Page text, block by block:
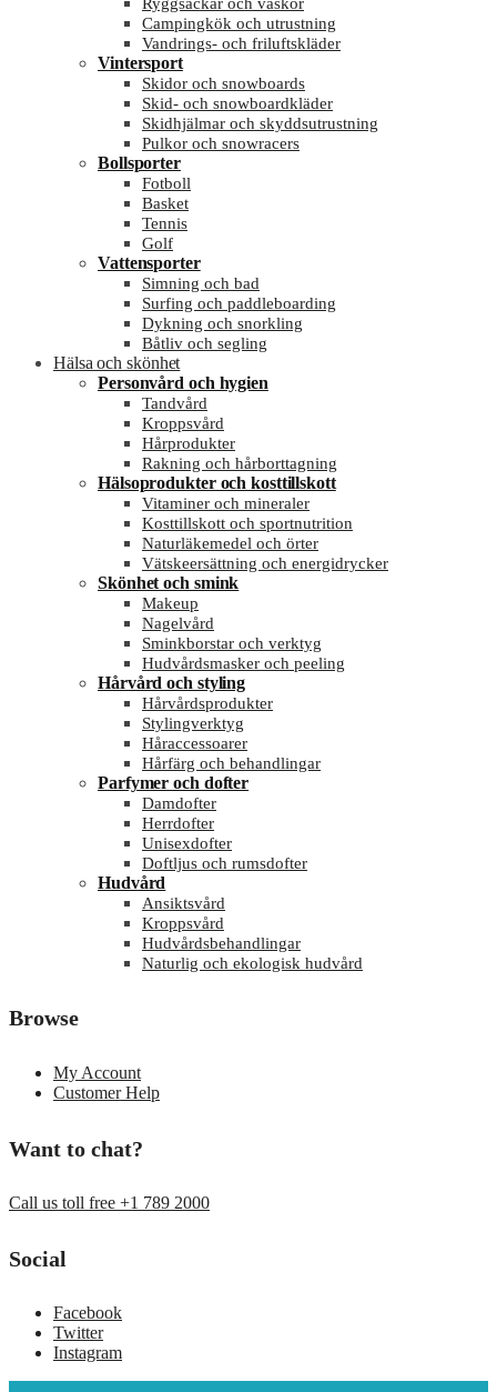
Campingkök och utrustning
Vandrings- och friluftskläder
Vintersport
Skidor och snowboards
Skid- och snowboardkläder
Skidhjälmar och skyddsutrustning
Pulkor och snowracers
Bollsporter
Fotboll
Basket
Tennis
Golf
Vattensporter
Simning och bad
Surfing och paddleboarding
Dykning och snorkling
Båtliv och segling
Hälsa och skönhet
Personvård och hygien
Tandvård
Kroppsvård
Hårprodukter
Rakning och hårborttagning
Hälsoprodukter och kosttillskott
Vitaminer och mineraler
Kosttillskott och sportnutrition
Naturläkemedel och örter
Vätskeersättning och energidrycker
Skönhet och smink
Makeup
Nagelvård
Sminkborstar och verktyg
Hudvårdsmasker och peeling
Hårvård och styling
Hårvårdsprodukter
Stylingverktyg
Håraccessoarer
Hårfärg och behandlingar
Parfymer och dofter
Damdofter
Herrdofter
Unisexdofter
Doftljus och rumsdofter
Hudvård
Ansiktsvård
Kroppsvård
Hudvårdsbehandlingar
Naturlig och ekologisk hudvård
Browse
My Account
Customer Help
Want to chat?
Call us toll free +1 789 2000
Social
Facebook
Twitter
Instagram